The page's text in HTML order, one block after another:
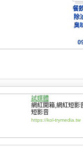
餐
除
臭
試媒體
網紅開箱,網紅短影
短影音
https://kol-trymedia.tw